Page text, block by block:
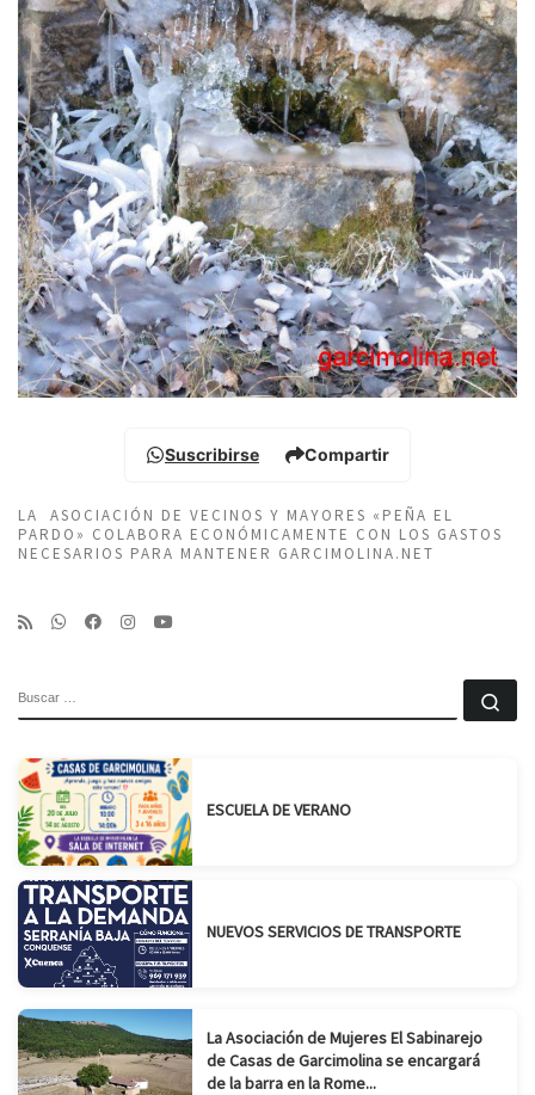
Suscribirse Compartir
LA ASOCIACIÓN DE VECINOS Y MAYORES «PEÑA EL
PARDO» COLABORA ECONÓMICAMENTE CON LOS GASTOS
NECESARIOS PARA MANTENER GARCIMOLINA.NET
BUSCAR
ESCUELA DE VERANO
NUEVOS SERVICIOS DE TRANSPORTE
La Asociación de Mujeres El Sabinarejo
de Casas de Garcimolina se encargará
de la barra en la Rome...